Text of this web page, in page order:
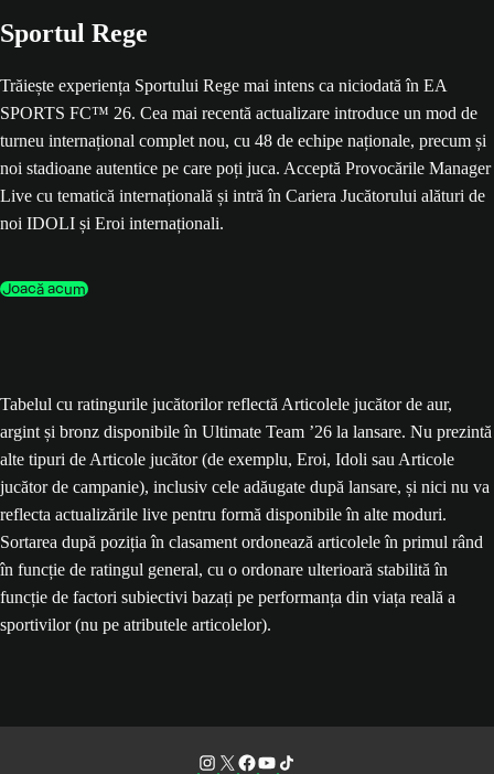
Sportul Rege
Trăiește experiența Sportului Rege mai intens ca niciodată în EA
SPORTS FC™ 26. Cea mai recentă actualizare introduce un mod de
turneu internațional complet nou, cu 48 de echipe naționale, precum și
noi stadioane autentice pe care poți juca. Acceptă Provocările Manager
Live cu tematică internațională și intră în Cariera Jucătorului alături de
noi IDOLI și Eroi internaționali.
Joacă acum
Tabelul cu ratingurile jucătorilor reflectă Articolele jucător de aur,
argint și bronz disponibile în Ultimate Team ’26 la lansare. Nu prezintă
alte tipuri de Articole jucător (de exemplu, Eroi, Idoli sau Articole
jucător de campanie), inclusiv cele adăugate după lansare, și nici nu va
reflecta actualizările live pentru formă disponibile în alte moduri.
Sortarea după poziția în clasament ordonează articolele în primul rând
în funcție de ratingul general, cu o ordonare ulterioară stabilită în
funcție de factori subiectivi bazați pe performanța din viața reală a
sportivilor (nu pe atributele articolelor).